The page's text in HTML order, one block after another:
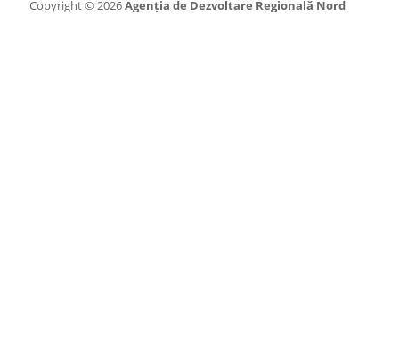
Copyright © 2026Agenția de Dezvoltare Regională Nord